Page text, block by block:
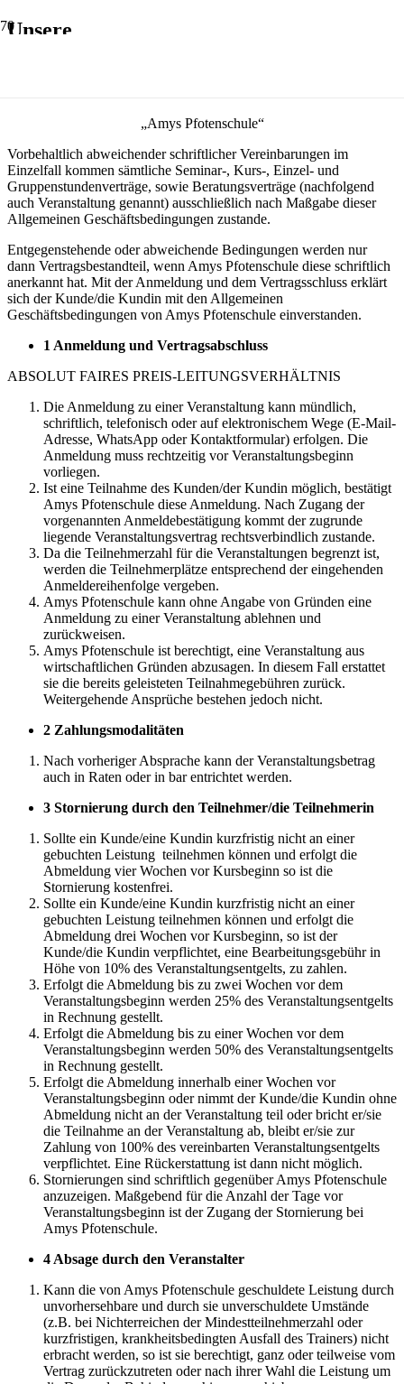
Unsere
„Amys Pfotenschule“
Vorbehaltlich abweichender schriftlicher Vereinbarungen im
Einzelfall kommen sämtliche Seminar-, Kurs-, Einzel- und
Gruppenstundenverträge, sowie Beratungsverträge (nachfolgend
auch Veranstaltung genannt) ausschließlich nach Maßgabe dieser
Allgemeinen Geschäftsbedingungen zustande.
Entgegenstehende oder abweichende Bedingungen werden nur
dann Vertragsbestandteil, wenn Amys Pfotenschule diese schriftlich
anerkannt hat. Mit der Anmeldung und dem Vertragsschluss erklärt
sich der Kunde/die Kundin mit den Allgemeinen
Geschäftsbedingungen von Amys Pfotenschule einverstanden.
1 Anmeldung und Vertragsabschluss
ABSOLUT FAIRES PREIS-LEITUNGSVERHÄLTNIS
Die Anmeldung zu einer Veranstaltung kann mündlich,
schriftlich, telefonisch oder auf elektronischem Wege (E-Mail-
Adresse, WhatsApp oder Kontaktformular) erfolgen. Die
Anmeldung muss rechtzeitig vor Veranstaltungsbeginn
vorliegen.
Ist eine Teilnahme des Kunden/der Kundin möglich, bestätigt
Amys Pfotenschule diese Anmeldung. Nach Zugang der
vorgenannten Anmeldebestätigung kommt der zugrunde
liegende Veranstaltungsvertrag rechtsverbindlich zustande.
Da die Teilnehmerzahl für die Veranstaltungen begrenzt ist,
werden die Teilnehmerplätze entsprechend der eingehenden
Anmeldereihenfolge vergeben.
Amys Pfotenschule kann ohne Angabe von Gründen eine
Anmeldung zu einer Veranstaltung ablehnen und
zurückweisen.
Amys Pfotenschule ist berechtigt, eine Veranstaltung aus
wirtschaftlichen Gründen abzusagen. In diesem Fall erstattet
sie die bereits geleisteten Teilnahmegebühren zurück.
Weitergehende Ansprüche bestehen jedoch nicht.
2 Zahlungsmodalitäten
Nach vorheriger Absprache kann der Veranstaltungsbetrag
auch in Raten oder in bar entrichtet werden.
3 Stornierung durch den Teilnehmer/die Teilnehmerin
Sollte ein Kunde/eine Kundin kurzfristig nicht an einer
gebuchten Leistung teilnehmen können und erfolgt die
Abmeldung vier Wochen vor Kursbeginn so ist die
Stornierung kostenfrei.
Sollte ein Kunde/eine Kundin kurzfristig nicht an einer
gebuchten Leistung teilnehmen können und erfolgt die
Abmeldung drei Wochen vor Kursbeginn, so ist der
Kunde/die Kundin verpflichtet, eine Bearbeitungsgebühr in
Höhe von 10% des Veranstaltungsentgelts, zu zahlen.
Erfolgt die Abmeldung bis zu zwei Wochen vor dem
Veranstaltungsbeginn werden 25% des Veranstaltungsentgelts
in Rechnung gestellt.
Erfolgt die Abmeldung bis zu einer Wochen vor dem
Veranstaltungsbeginn werden 50% des Veranstaltungsentgelts
in Rechnung gestellt.
Erfolgt die Abmeldung innerhalb einer Wochen vor
Veranstaltungsbeginn oder nimmt der Kunde/die Kundin ohne
Abmeldung nicht an der Veranstaltung teil oder bricht er/sie
die Teilnahme an der Veranstaltung ab, bleibt er/sie zur
Zahlung von 100% des vereinbarten Veranstaltungsentgelts
verpflichtet. Eine Rückerstattung ist dann nicht möglich.
Stornierungen sind schriftlich gegenüber Amys Pfotenschule
anzuzeigen. Maßgebend für die Anzahl der Tage vor
Veranstaltungsbeginn ist der Zugang der Stornierung bei
Amys Pfotenschule.
4 Absage durch den Veranstalter
Kann die von Amys Pfotenschule geschuldete Leistung durch
unvorhersehbare und durch sie unverschuldete Umstände
(z.B. bei Nichterreichen der Mindestteilnehmerzahl oder
kurzfristigen, krankheitsbedingten Ausfall des Trainers) nicht
erbracht werden, so ist sie berechtigt, ganz oder teilweise vom
Vertrag zurückzutreten oder nach ihrer Wahl die Leistung um